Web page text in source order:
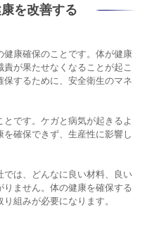
を改善する
康確保のことです。体が健康
が果たせなくなることが起こ
するために、安全衛生のマネ
です。ケガと病気が起きるよ
確保できず、生産性に影響し
は、どんなに良い材料、良い
ません。体の健康を確保する
組みが必要になります。